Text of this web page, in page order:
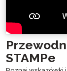
STAMPe